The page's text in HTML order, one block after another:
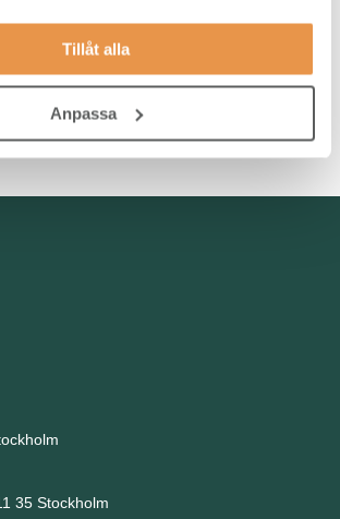
Tillåt alla
Anpassa
WMS-system (Elvis, WM, EWM)
i MedTech eller liknande reglerad bransch
är ett plus
35 Stockholm